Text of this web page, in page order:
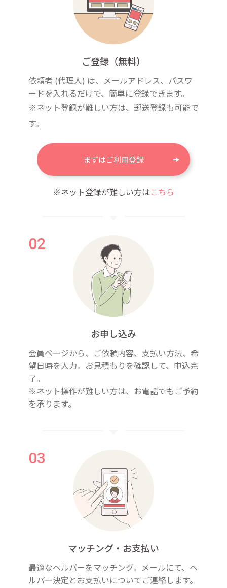
ご登録（無料）
依頼者 (代理人) は、メールアドレス、パスワ
ードを入れるだけで、簡単に登録できます。
※ネット登録が難しい方は、郵送登録も可能で
す。
まずはご利用登録
※ネット登録が難しい方はこちら
お申し込み
会員ページから、ご依頼内容、支払い方法、希
望日時を入力。お見積もりを確認して、申込完
了。
※ネット操作が難しい方は、お電話でもご予約
を承ります。
マッチング・お支払い
最適なヘルパーをマッチング。メールにて、ヘ
ルパー決定とお支払いについてご連絡します。